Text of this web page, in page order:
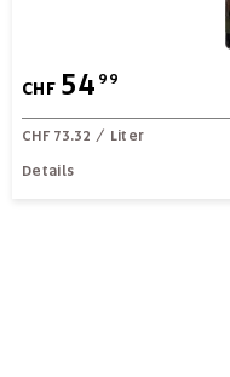
CHF 54 99
CHF 73.32 / Liter
Details